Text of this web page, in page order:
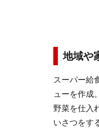
地域や
スーパー給
ューを作成
野菜を仕入
いさつをす